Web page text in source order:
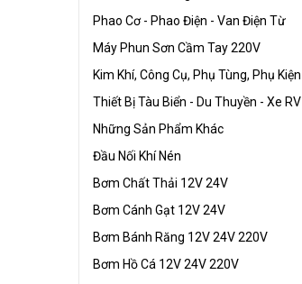
Phao Cơ - Phao Điện - Van Điện Từ
Máy Phun Sơn Cầm Tay 220V
Kim Khí, Công Cụ, Phụ Tùng, Phụ Kiện
Thiết Bị Tàu Biển - Du Thuyền - Xe RV
Những Sản Phẩm Khác
Đầu Nối Khí Nén
Bơm Chất Thải 12V 24V
Bơm Cánh Gạt 12V 24V
Bơm Bánh Răng 12V 24V 220V
Bơm Hồ Cá 12V 24V 220V